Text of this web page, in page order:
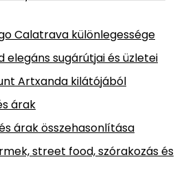
Calatrava különlegessége
elegáns sugárútjai és üzletei
Artxanda kilátójából
árak
árak összehasonlítása
street food, szórakozás és